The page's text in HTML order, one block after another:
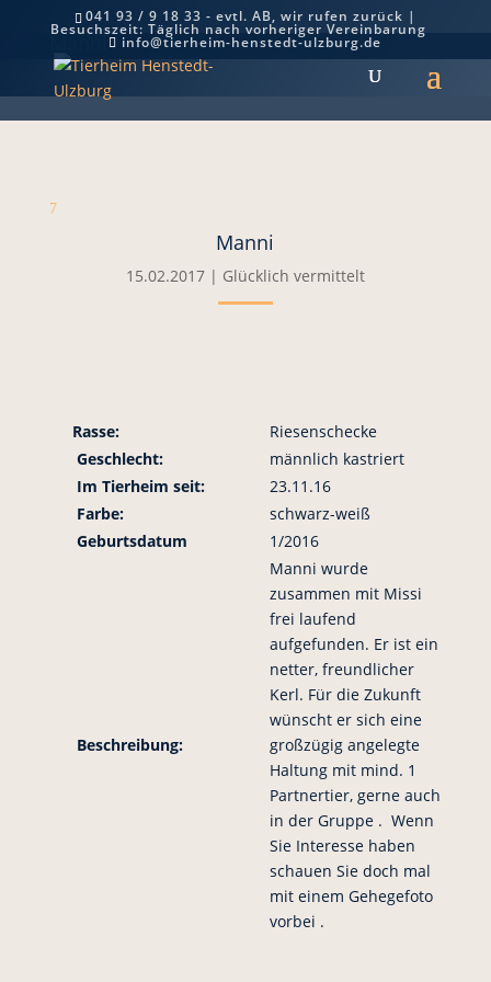
041 93 / 9 18 33 - evtl. AB, wir rufen zurück |
Besuchszeit: Täglich nach vorheriger Vereinbarung
info@tierheim-henstedt-ulzburg.de
Manni
7
Manni
15.02.2017| Glücklich vermittelt
Rasse:
Riesenschecke
Geschlecht:
männlich kastriert
Im Tierheim seit:
23.11.16
Farbe:
schwarz-weiß
Geburtsdatum
1/2016
Beschreibung:
Manni wurde
zusammen mit Missi
frei laufend
aufgefunden. Er ist ein
netter, freundlicher
Kerl. Für die Zukunft
wünscht er sich eine
großzügig angelegte
Haltung mit mind. 1
Partnertier, gerne auch
in der Gruppe . Wenn
Sie Interesse haben
schauen Sie doch mal
mit einem Gehegefoto
vorbei .